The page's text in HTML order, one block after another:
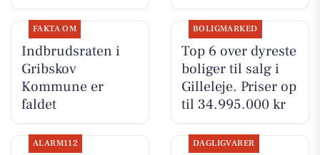
FAKTA OM
Indbrudsraten i
Gribskov
Kommune er
faldet
BOLIGMARKED
Top 6 over dyreste
boliger til salg i
Gilleleje. Priser op
til 34.995.000 kr
ALARM112 DAGLIGVARER